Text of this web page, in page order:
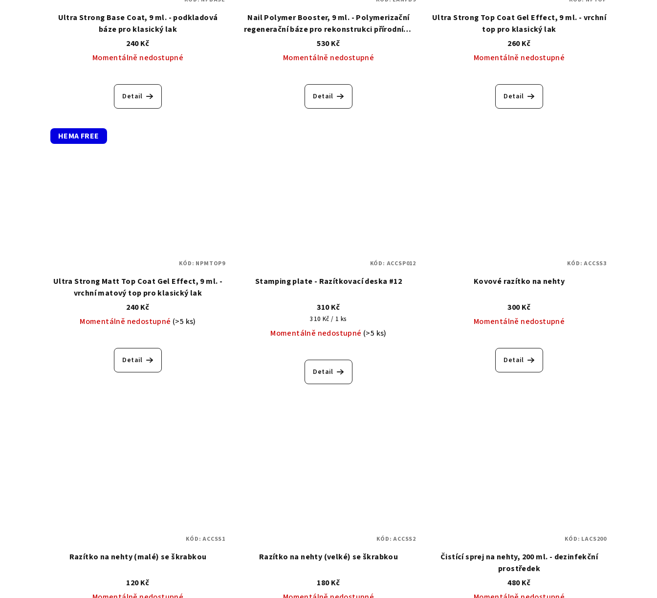
Ultra Strong Base Coat, 9 ml. - podkladová
báze pro klasický lak
240 Kč
Momentálně nedostupné
Detail
Nail Polymer Booster, 9 ml. - Polymerizační
regenerační báze pro rekonstrukci přírodního
nehtu
530 Kč
Momentálně nedostupné
hodnocení
produktu
je
Detail
Ultra Strong Top Coat Gel Effect, 9 ml. - vrchní
top pro klasický lak
260 Kč
Momentálně nedostupné
Detail
HEMA FREE
Ultra Strong Matt Top Coat Gel Effect, 9 ml. -
vrchní matový top pro klasický lak
240 Kč
Momentálně nedostupné (>5 ks)
Detail
KÓD: NPMTOP9
Stamping plate - Razítkovací deska #12
310 Kč
Měrná
cena:
310 Kč / 1 ks
Momentálně nedostupné (>5 ks)
Detail
KÓD: ACCSP012
Kovové razítko na nehty
300 Kč
Momentálně nedostupné
Detail
KÓD:ACCSS3
Razítko na nehty (malé) se škrabkou
120 Kč
KÓD:ACCSS1
Razítko na nehty (velké) se škrabkou
180 Kč
KÓD:ACCSS2
Čistící sprej na nehty, 200 ml. - dezinfekční
prostředek
480 Kč
KÓD: LACS200